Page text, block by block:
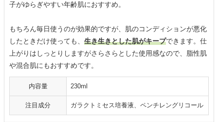
子がゆらぎやすい年齢肌におすすめ。
もちろん毎日使うのが効果的ですが、肌のコンディションが悪化
したときだけ使っても、 生き生きとした肌がキープできます。仕
上がりはしっとりしますがさらさらとした使用感なので、脂性肌
や混合肌にもおすすめです。
内容量 230ml
注目成分 ガラクトミセス培養液、ペンチレングリコール